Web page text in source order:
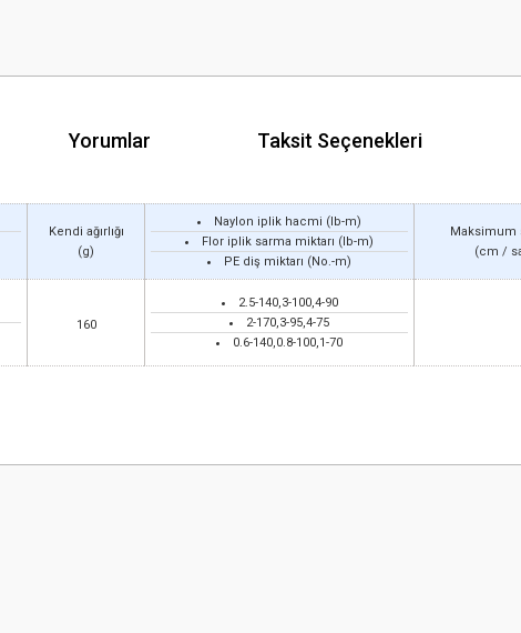
Yorumlar Taksit Seçenekleri
Kendi ağırlığı
(g)
Naylon iplik hacmi (lb-m)
Flor iplik sarma miktarı (lb-m)
PE diş miktarı (No.-m)
Maksimum
(cm /
160
2.5-140,3-100,4-90
2-170,3-95,4-75
0.6-140,0.8-100,1-70